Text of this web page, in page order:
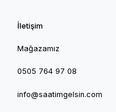
İletişim
Mağazamız
0505 764 97 08
info@saatimgelsin.com